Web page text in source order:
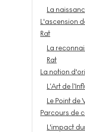
La
L'ascension
Rat
La
Rat
La notion
L’Art de
Le Point de
Parcours de
L'impact